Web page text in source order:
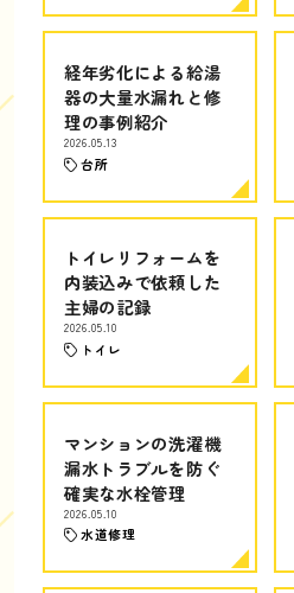
経年劣化による給湯
器の大量水漏れと修
理の事例紹介
2026.05.13
台所
トイレリフォームを
内装込みで依頼した
主婦の記録
2026.05.10
トイレ
マンションの洗濯機
漏水トラブルを防ぐ
確実な水栓管理
2026.05.10
水道修理